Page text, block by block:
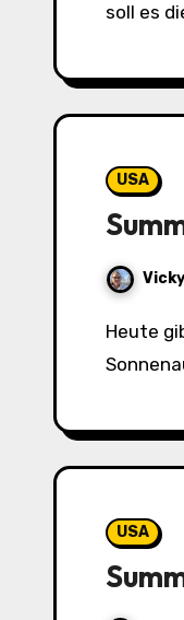
soll es
USA
Heute gibt’s was für die Augen, weil viel zu berichten gibt es nicht, außer, dass wir einen wunderschönen Urlaubstag hatten! Begonnen mit nen
USA